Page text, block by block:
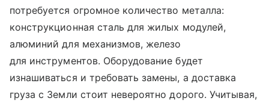
потребуется огромное количество металла:
конструкционная сталь для жилых модулей,
алюминий для механизмов, железо
для инструментов. Оборудование будет
изнашиваться и требовать замены, а доставка
груза с Земли стоит невероятно дорого. Учитывая,